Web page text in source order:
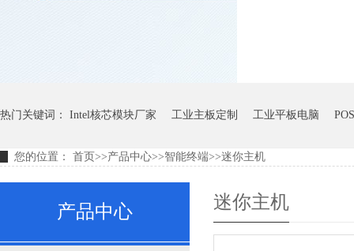
热门关键词： Intel核芯模块厂家 工业主板定制 工业平板电脑
您的位置： 首页 >>产品中心>>智能终端>>迷你主机
迷你主机
产品中心